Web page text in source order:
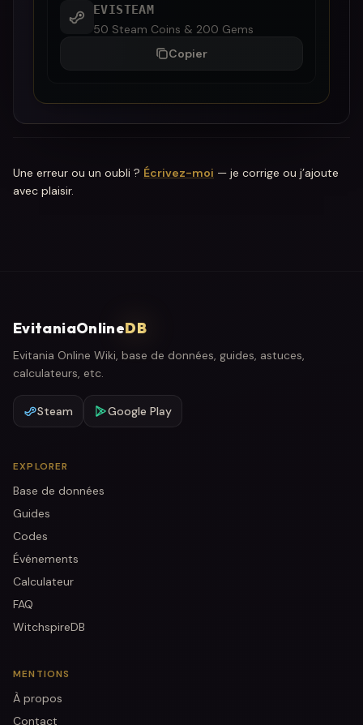
EVISTEAM
50 Steam Coins & 200 Gems
Copier
Une erreur ou un oubli ? Écrivez-moi — je corrige ou j’ajoute
avec plaisir.
EvitaniaOnlineDB
Evitania Online Wiki, base de données, guides, astuces,
calculateurs, etc.
Steam Google Play
EXPLORER
Base de données
Guides
Codes
Événements
Calculateur
FAQ
WitchspireDB
MENTIONS
À propos
Contact